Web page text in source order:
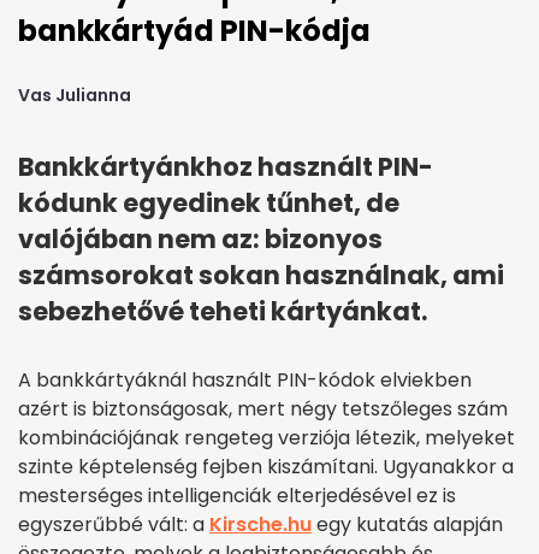
bankkártyád PIN-kódja
Vas Julianna
Bankkártyánkhoz használt PIN-
kódunk egyedinek tűnhet, de
valójában nem az: bizonyos
számsorokat sokan használnak, ami
sebezhetővé teheti kártyánkat.
A bankkártyáknál használt PIN-kódok elviekben
azért is biztonságosak, mert négy tetszőleges szám
kombinációjának rengeteg verziója létezik, melyeket
szinte képtelenség fejben kiszámítani. Ugyanakkor a
mesterséges intelligenciák elterjedésével ez is
egyszerűbbé vált: a Kirsche.huegy kutatás alapján